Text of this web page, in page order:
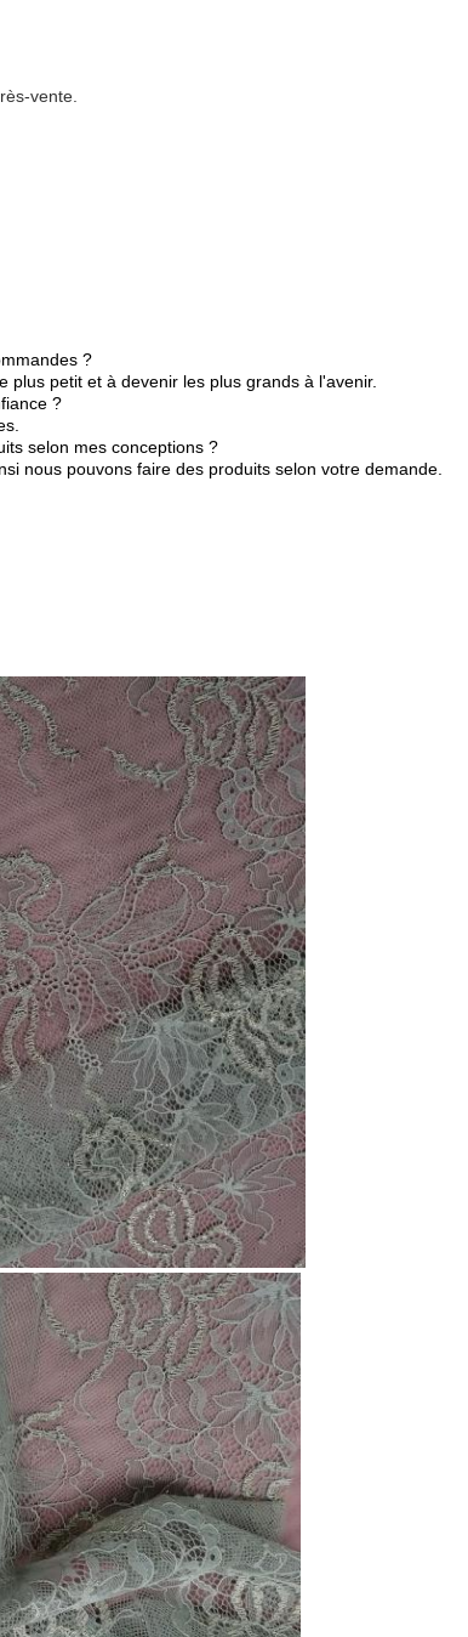
vente.
?
petit et à devenir les plus grands à l'avenir.
?
selon mes conceptions ?
nous pouvons faire des produits selon votre demande.